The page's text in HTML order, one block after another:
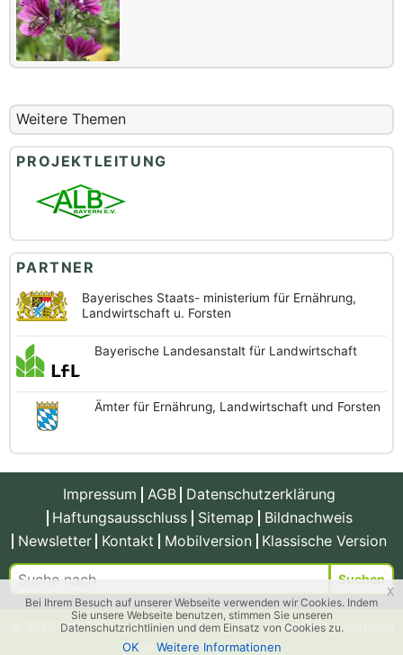
Weitere Themen
PROJEKTLEITUNG
PARTNER
Bayerisches Staats- ministerium für Ernährung,
Landwirtschaft u. Forsten
Bayerische Landesanstaltfür Landwirtschaft
Ämter für Ernährung, Landwirtschaft und Forsten
Impressum AGB
Datenschutzerklärung
Haftungsausschluss
Sitemap
Bildnachweis
Newsletter
Kontakt Mobilversion Klassische Version
Suchen
© 2026 Plattform zum Wissenstransfer für die landwirtschaftliche
Biogasproduktion in Bayern
Bei Ihrem Besuch auf unserer Webseite verwenden wir Cookies. Indem
Sie unsere Webseite benutzen, stimmen Sie unseren
Datenschutzrichtlinien und dem Einsatz von Cookies zu.
OK Weitere Informationen
x